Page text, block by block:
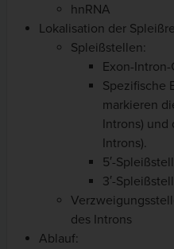
hnRNA
Lokalisation der
Spleißstellen:
Exon-
Spezifische
markieren
Introns) und
Introns).
5′-
3′-
des Introns
Ablauf: